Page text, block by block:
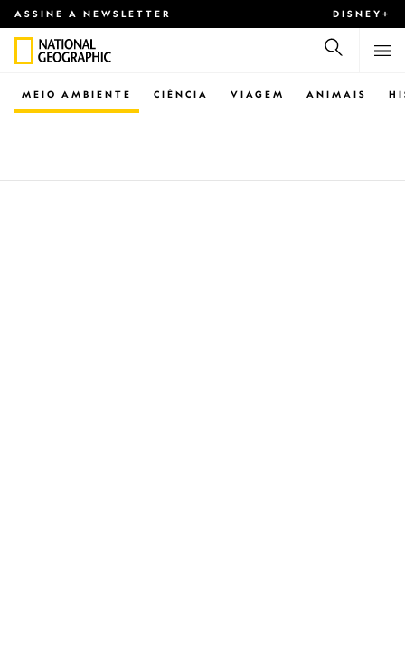
ASSINE A NEWSLETTER DISNEY+
CIÊNCIA VIAGEM ANIMAIS
MEIO AMBIENTE